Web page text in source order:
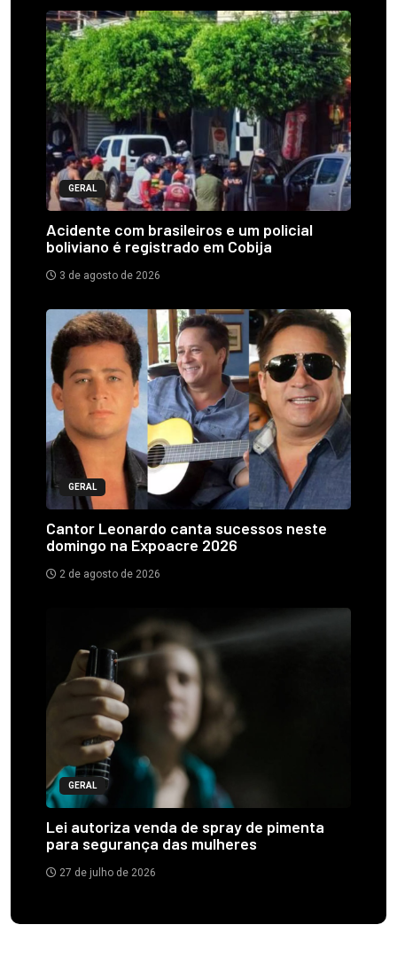
GERAL
Acidente com brasileiros e um policial
boliviano é registrado em Cobija
3 de agosto de 2026
GERAL
Cantor Leonardo canta sucessos neste
domingo na Expoacre 2026
2 de agosto de 2026
GERAL
Lei autoriza venda de spray de pimenta
para segurança das mulheres
27 de julho de 2026